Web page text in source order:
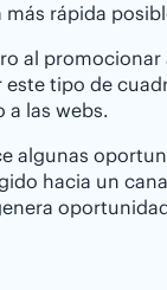
rápida
al
tipo de
las webs.
algunas
hacia un